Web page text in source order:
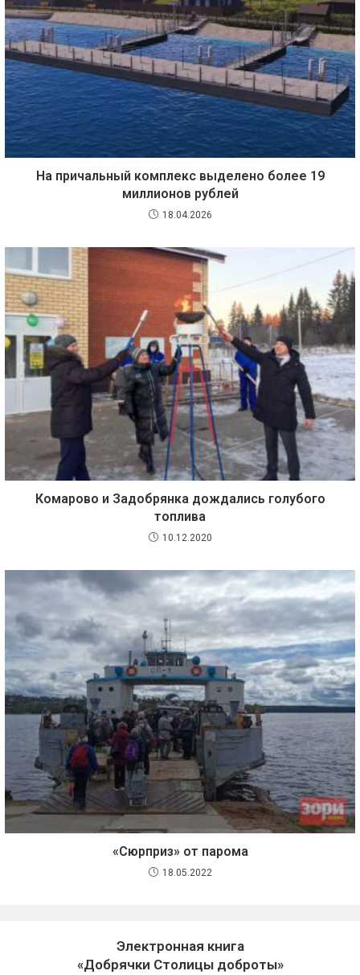
На причальный комплекс выделено более 19
миллионов рублей
18.04.2026
Комарово и Задобрянка дождались голубого
топлива
10.12.2020
«Сюрприз» от парома
18.05.2022
Электронная книга
«Добрячки Столицы доброты»